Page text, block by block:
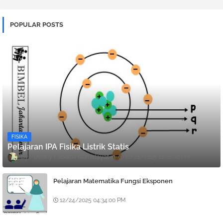
POPULAR POSTS
FISIKA
Pelajaran IPA Fisika Listrik Statis
Denny Febiana Nurhidayat
Pelajaran Matematika Fungsi Eksponen
12/24/2025 04:34:00 PM